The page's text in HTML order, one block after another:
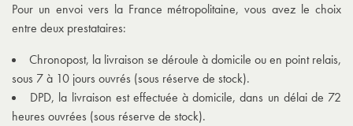
Pour un envoi vers la France métropolitaine, vous avez le choix
entre deux prestataires:
Chronopost, la livraison se déroule à domicile ou en point relais,
sous 7 à 10 jours ouvrés (sous réserve de stock).
DPD, la livraison est effectuée à domicile, dans un délai de 72
heures ouvrées (sous réserve de stock).